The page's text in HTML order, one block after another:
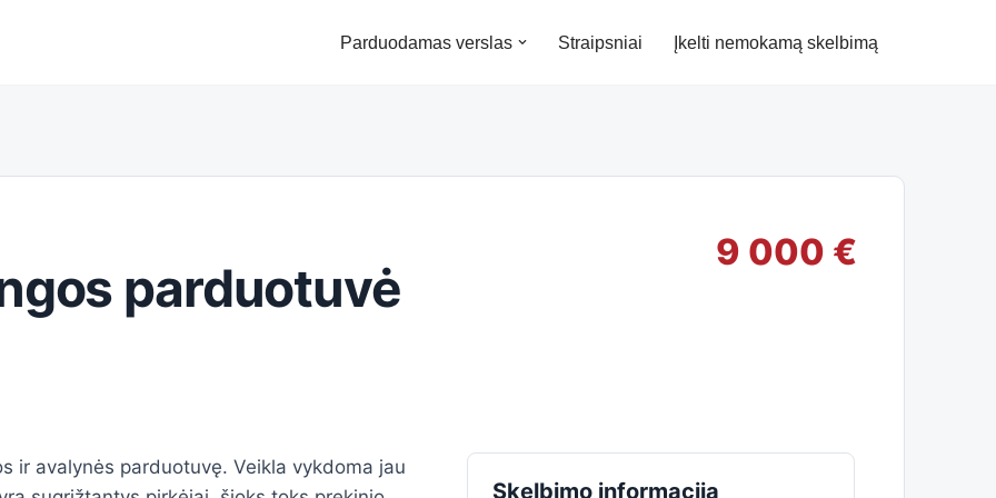
Parduodamas verslas Straipsniai Įkelti nemokamą skelbimą
parduotuvė
9 000 €
ir avalynės parduotuvę. Veikla vykdoma jau
Skelbimo informacija